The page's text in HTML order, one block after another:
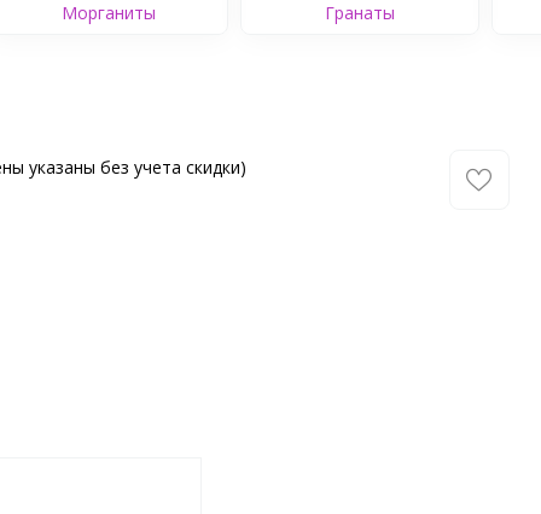
Морганиты Гранаты
указаны без учета скидки)